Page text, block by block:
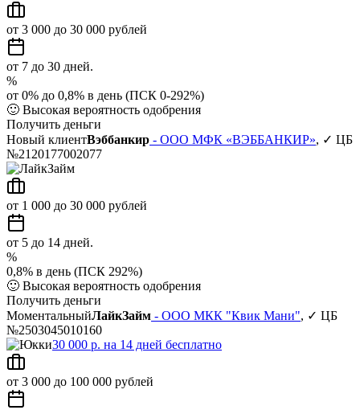
от 3 000 до 30 000 рублей
от 7 до 30 дней.
%
от 0% до 0,8% в день (ПСК 0-292%)
🙂 Высокая вероятность одобрения
Получить деньги
Новый клиентВэббанкир - ООО МФК «ВЭББАНКИР», ✓ ЦБ
№2120177002077
от 1 000 до 30 000 рублей
от 5 до 14 дней.
%
0,8% в день (ПСК 292%)
🙂 Высокая вероятность одобрения
Получить деньги
МоментальныйЛайкЗайм - ООО МКК "Квик Мани", ✓ ЦБ
№2503045010160
30 000 р. на 14 дней бесплатно
от 3 000 до 100 000 рублей